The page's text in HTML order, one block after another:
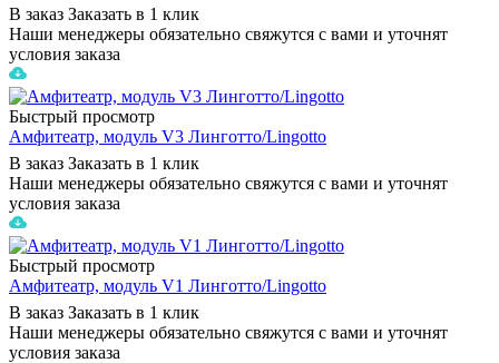
В заказ Заказать в 1 клик
Наши менеджеры обязательно свяжутся с вами и уточнят
условия заказа
Быстрый просмотр
Амфитеатр, модуль V3 Линготто/Lingotto
В заказ Заказать в 1 клик
Наши менеджеры обязательно свяжутся с вами и уточнят
условия заказа
Быстрый просмотр
Амфитеатр, модуль V1 Линготто/Lingotto
В заказ Заказать в 1 клик
Наши менеджеры обязательно свяжутся с вами и уточнят
условия заказа